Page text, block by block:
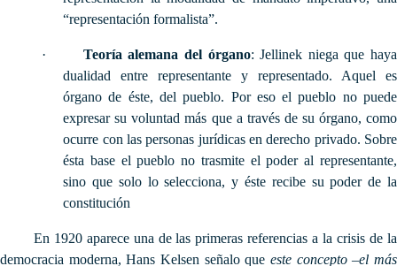
“representación formalista”.
· Teoría alemana del órgano: Jellinek niega que haya
dualidad entre representante y representado. Aquel es
órgano de éste, del pueblo. Por eso el pueblo no puede
expresar su voluntad más que a través de su órgano, como
ocurre con las personas jurídicas en derecho privado. Sobre
ésta base el pueblo no trasmite el poder al representante,
sino que solo lo selecciona, y éste recibe su poder de la
constitución
En 1920 aparece una de las primeras referencias a la crisis de la
democracia moderna, Hans Kelsen señalo que este concepto–el más